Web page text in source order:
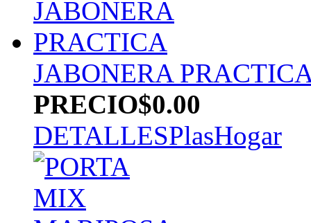
JABONERA
PRECIO$0.00
DETALLESPlasHogar